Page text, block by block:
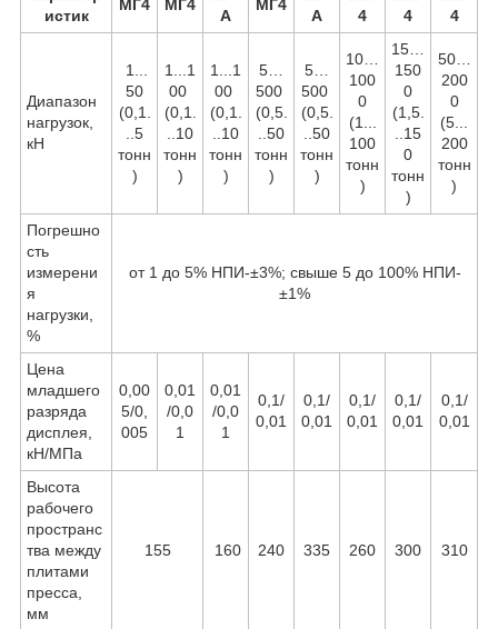
истик
МГ4
МГ4
А
МГ4
А
4
4
4
Диапазон
нагрузок,
кН
1...
50
(0,1.
..5
тонн
)
1...1
00
(0,1.
..10
тонн
)
1...1
00
(0,1.
..10
тонн
)
5…
500
(0,5.
..50
тонн
)
5…
500
(0,5.
..50
тонн
)
10…
100
0
(1...
100
тонн
)
15…
150
0
(1,5.
..15
0
тонн
)
50…
200
0
(5...
200
тонн
)
Погрешно
сть
измерени
я
нагрузки,
%
от 1 до 5% НПИ-±3%; свыше 5 до 100% НПИ-
±1%
Цена
младшего
разряда
дисплея,
кН/МПа
0,00
5/0,
005
0,01
/0,0
1
0,01
/0,0
1
0,1/
0,01
0,1/
0,01
0,1/
0,01
0,1/
0,01
0,1/
0,01
Высота
рабочего
пространс
тва между
плитами
пресса,
мм
155 160 240 335 260 300 310